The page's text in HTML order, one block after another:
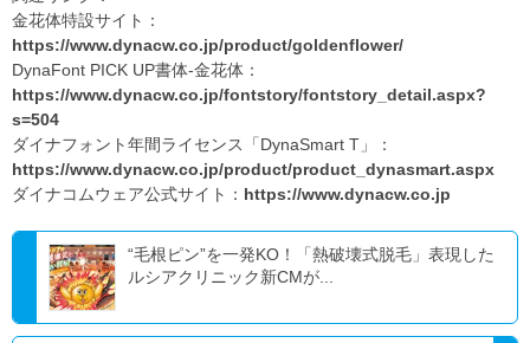
金花体特設サイト：
https://www.dynacw.co.jp/product/goldenflower/
DynaFont PICK UP書体-金花体：
https://www.dynacw.co.jp/fontstory/fontstory_detail.aspx?
s=504
ダイナフォント年間ライセンス「DynaSmart T」：
https://www.dynacw.co.jp/product/product_dynasmart.aspx
ダイナコムウェア公式サイト： https://www.dynacw.co.jp
“毛根ピン”を一発KO！「熱破壊式脱⽑」表現した
ルシアクリニック新CMが...